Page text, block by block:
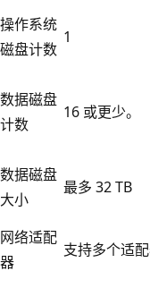
操作系统
磁盘计数
1
数据磁盘
计数
16 或更少。
数据磁盘
大小
最多 32 TB
网络适配
器
支持多个适配